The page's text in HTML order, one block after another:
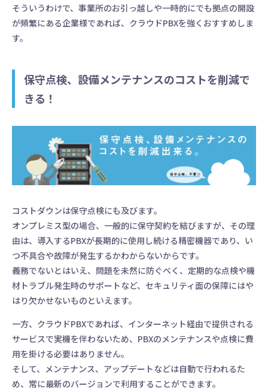
そういうわけで、事業所のお引っ越しや一時的にでも拠点の開設
が頻繁にある企業様であれば、クラウドPBXを強くおすすめしま
す。
保守点検、設備メンテナンスのコストを削減で
きる！
コストダウンは保守点検にも及びます。
オンプレミス型の場合、一般的に保守契約を結びますが、その理
由は、導入するPBXが長期的に使用し続ける精密機器であり、い
つ不具合や故障が発生するかわからないからです。
義務でないとはいえ、問題を未然に防ぐべく、定期的な点検や機
材トラブル発生時のサポートなど、セキュリティ面の保障にはや
はり欠かせないものといえます。
一方、クラウドPBXであれば、インターネット経由で提供される
サービスで実機を伴わないため、PBXのメンテナンスや点検に費
用を掛ける必要はありません。
そして、メンテナンス、アップデートなどは自動で行われるた
め、常に最新のバージョンで利用することができます。